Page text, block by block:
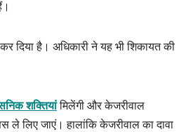
दिया है। अधिकारी ने यह भी शिकायत की
शक्तियांमिलेंगी और केजरीवाल
ले लिए जाएं। हालांकि केजरीवाल का दावा